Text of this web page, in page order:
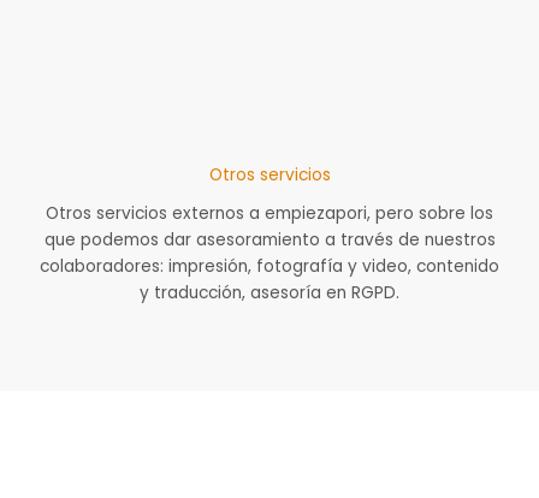
Otros servicios
Otros servicios externos a empiezapori, pero sobre los
que podemos dar asesoramiento a través de nuestros
colaboradores: impresión, fotografía y video, contenido
y traducción, asesoría en RGPD.